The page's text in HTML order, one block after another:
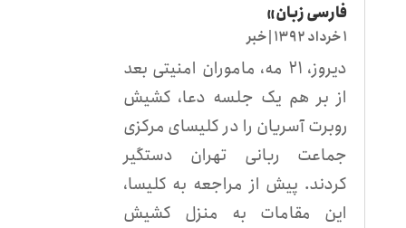
فارسی زبان»
۱ خرداد ۱۳۹۲ خبر
دیروز، ۲۱ مه، ماموران امنیتی بعد
از بر هم یک جلسه دعا، کشیش
روبرت آسریان را در کلیسای مرکزی
جماعت ربانی تهران دستگیر
کردند. پیش از مراجعه به کلیسا،
این مقامات به منزل کشیش